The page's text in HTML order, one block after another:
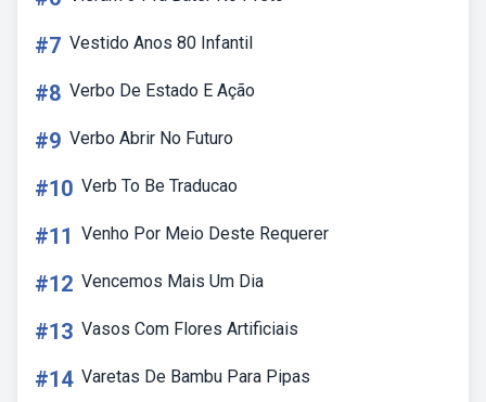
#7 Vestido Anos 80 Infantil
#8 Verbo De Estado E Ação
#9 Verbo Abrir No Futuro
#10 Verb To Be Traducao
#11 Venho Por Meio Deste Requerer
#12 Vencemos Mais Um Dia
#13 Vasos Com Flores Artificiais
#14 Varetas De Bambu Para Pipas